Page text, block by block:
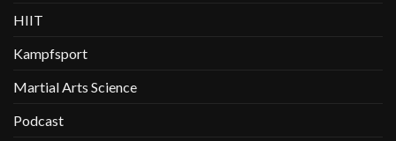
HIIT
Kampfsport
Martial Arts Science
Podcast